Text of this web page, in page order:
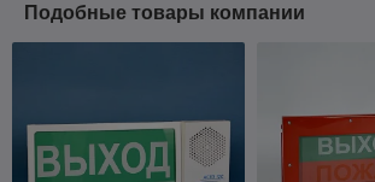
Подобные товары компании